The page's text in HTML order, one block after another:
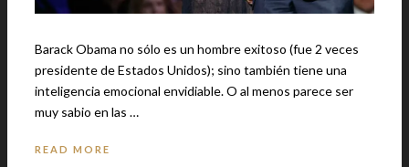
Barack Obama no sólo es un hombre exitoso (fue 2 veces
presidente de Estados Unidos); sino también tiene una
inteligencia emocional envidiable. O al menos parece ser
muy sabio en las …
READ MORE